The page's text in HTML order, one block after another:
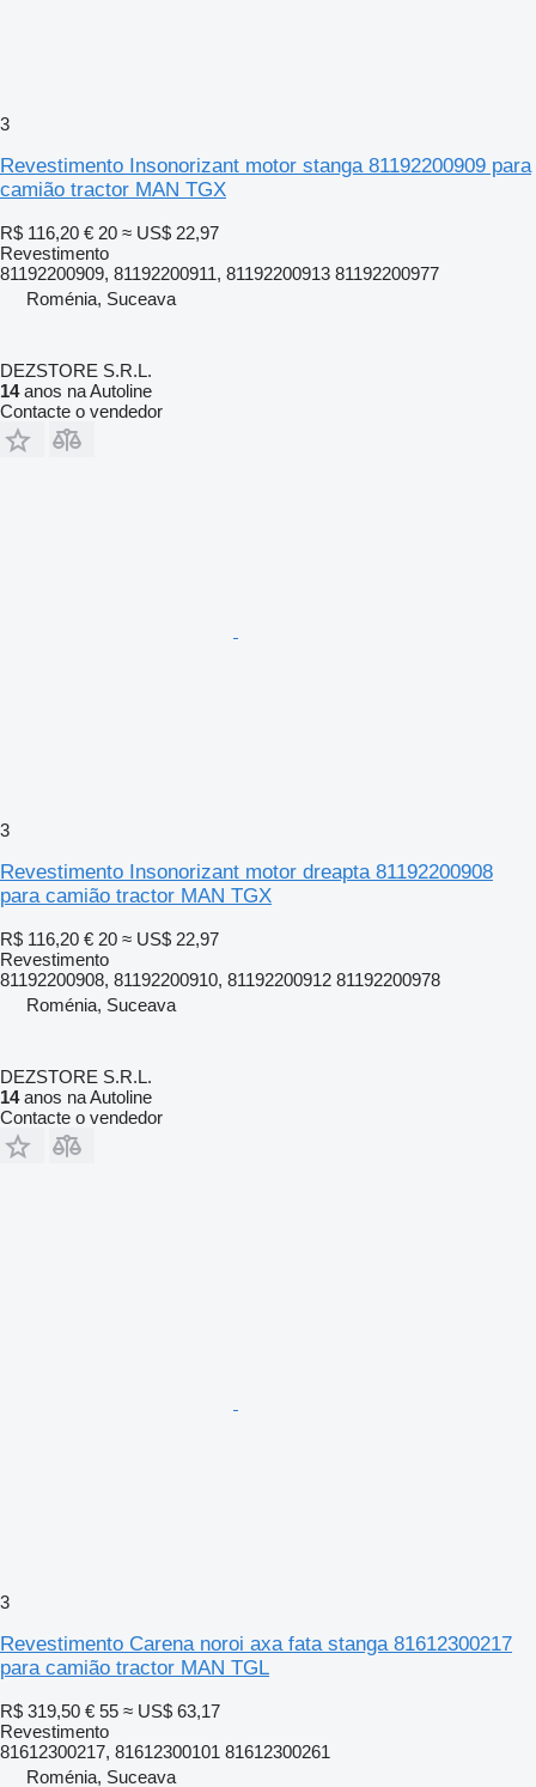
3
Revestimento Insonorizant motor stanga 81192200909 para
camião tractor MAN TGX
R$ 116,20 € 20 ≈ US$ 22,97
Revestimento
81192200909, 81192200911, 81192200913 81192200977
Roménia, Suceava
DEZSTORE S.R.L.
14anos na Autoline
Contacte o vendedor
3
Revestimento Insonorizant motor dreapta 81192200908
para camião tractor MAN TGX
R$ 116,20 € 20 ≈ US$ 22,97
Revestimento
81192200908, 81192200910, 81192200912 81192200978
Roménia, Suceava
DEZSTORE S.R.L.
14anos na Autoline
Contacte o vendedor
3
Revestimento Carena noroi axa fata stanga 81612300217
para camião tractor MAN TGL
R$ 319,50 € 55 ≈ US$ 63,17
Revestimento
81612300217, 81612300101 81612300261
Roménia, Suceava